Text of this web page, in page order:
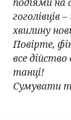
подіями на
гоголівців
хвилину
Повірте,
все
танці!
Сумувати